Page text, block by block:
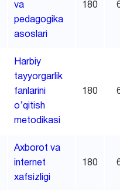
va
pedagogika
asoslari
180
Harbiy
tayyorgarlik
fanlarini
o’qitish
metodikasi
180
Axborot va
internet
xafsizligi
180